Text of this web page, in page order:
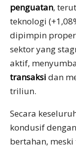
penguatan,
teknologi
dipimpin
sektor yang
aktif,
transaksi dan
triliun.
Secara
kondusif
bertahan,